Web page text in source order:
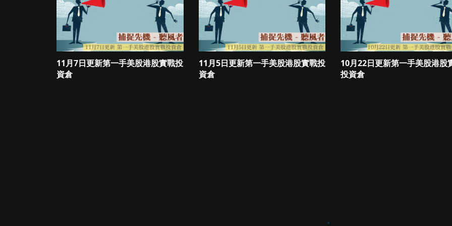
11月7日更新第一手美股港股實戰投
資倉
11月5日更新第一手美股港股實戰投
資倉
10月22日更新第一手美股港股
投資倉